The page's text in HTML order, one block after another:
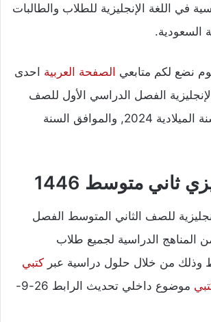
في اللغة الإنجليزية للطلاب والطالبات
السعودية.
نضع لكم متابعي الصفحة العربية احدى
الفصل الدراسي الأول للصف
الثاني متوسط للسنة الميلادية 2024, والموافق السنة
ثاني متوسط 1446
للصف الثاني المتوسط الفصل
الأول 1 من المناهج الدراسية لجميع طلاب
وذلك من خلال حلول دراسية عبر كتبي
موضوع داخلي تحديث الرابط 26-9-